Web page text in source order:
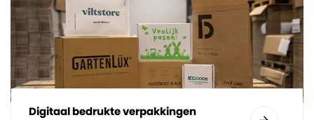
Digitaal bedrukte verpakkingen